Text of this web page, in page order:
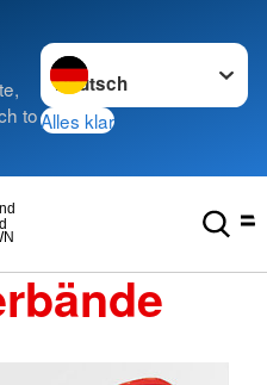
to
Sprache wechseln zu
Alles klar